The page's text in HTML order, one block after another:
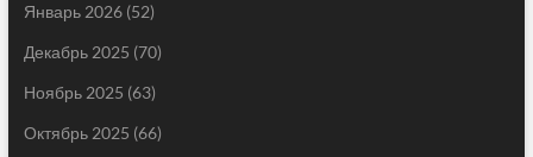
Январь 2026(52)
Декабрь 2025 (70)
Ноябрь 2025 (63)
Октябрь 2025 (66)